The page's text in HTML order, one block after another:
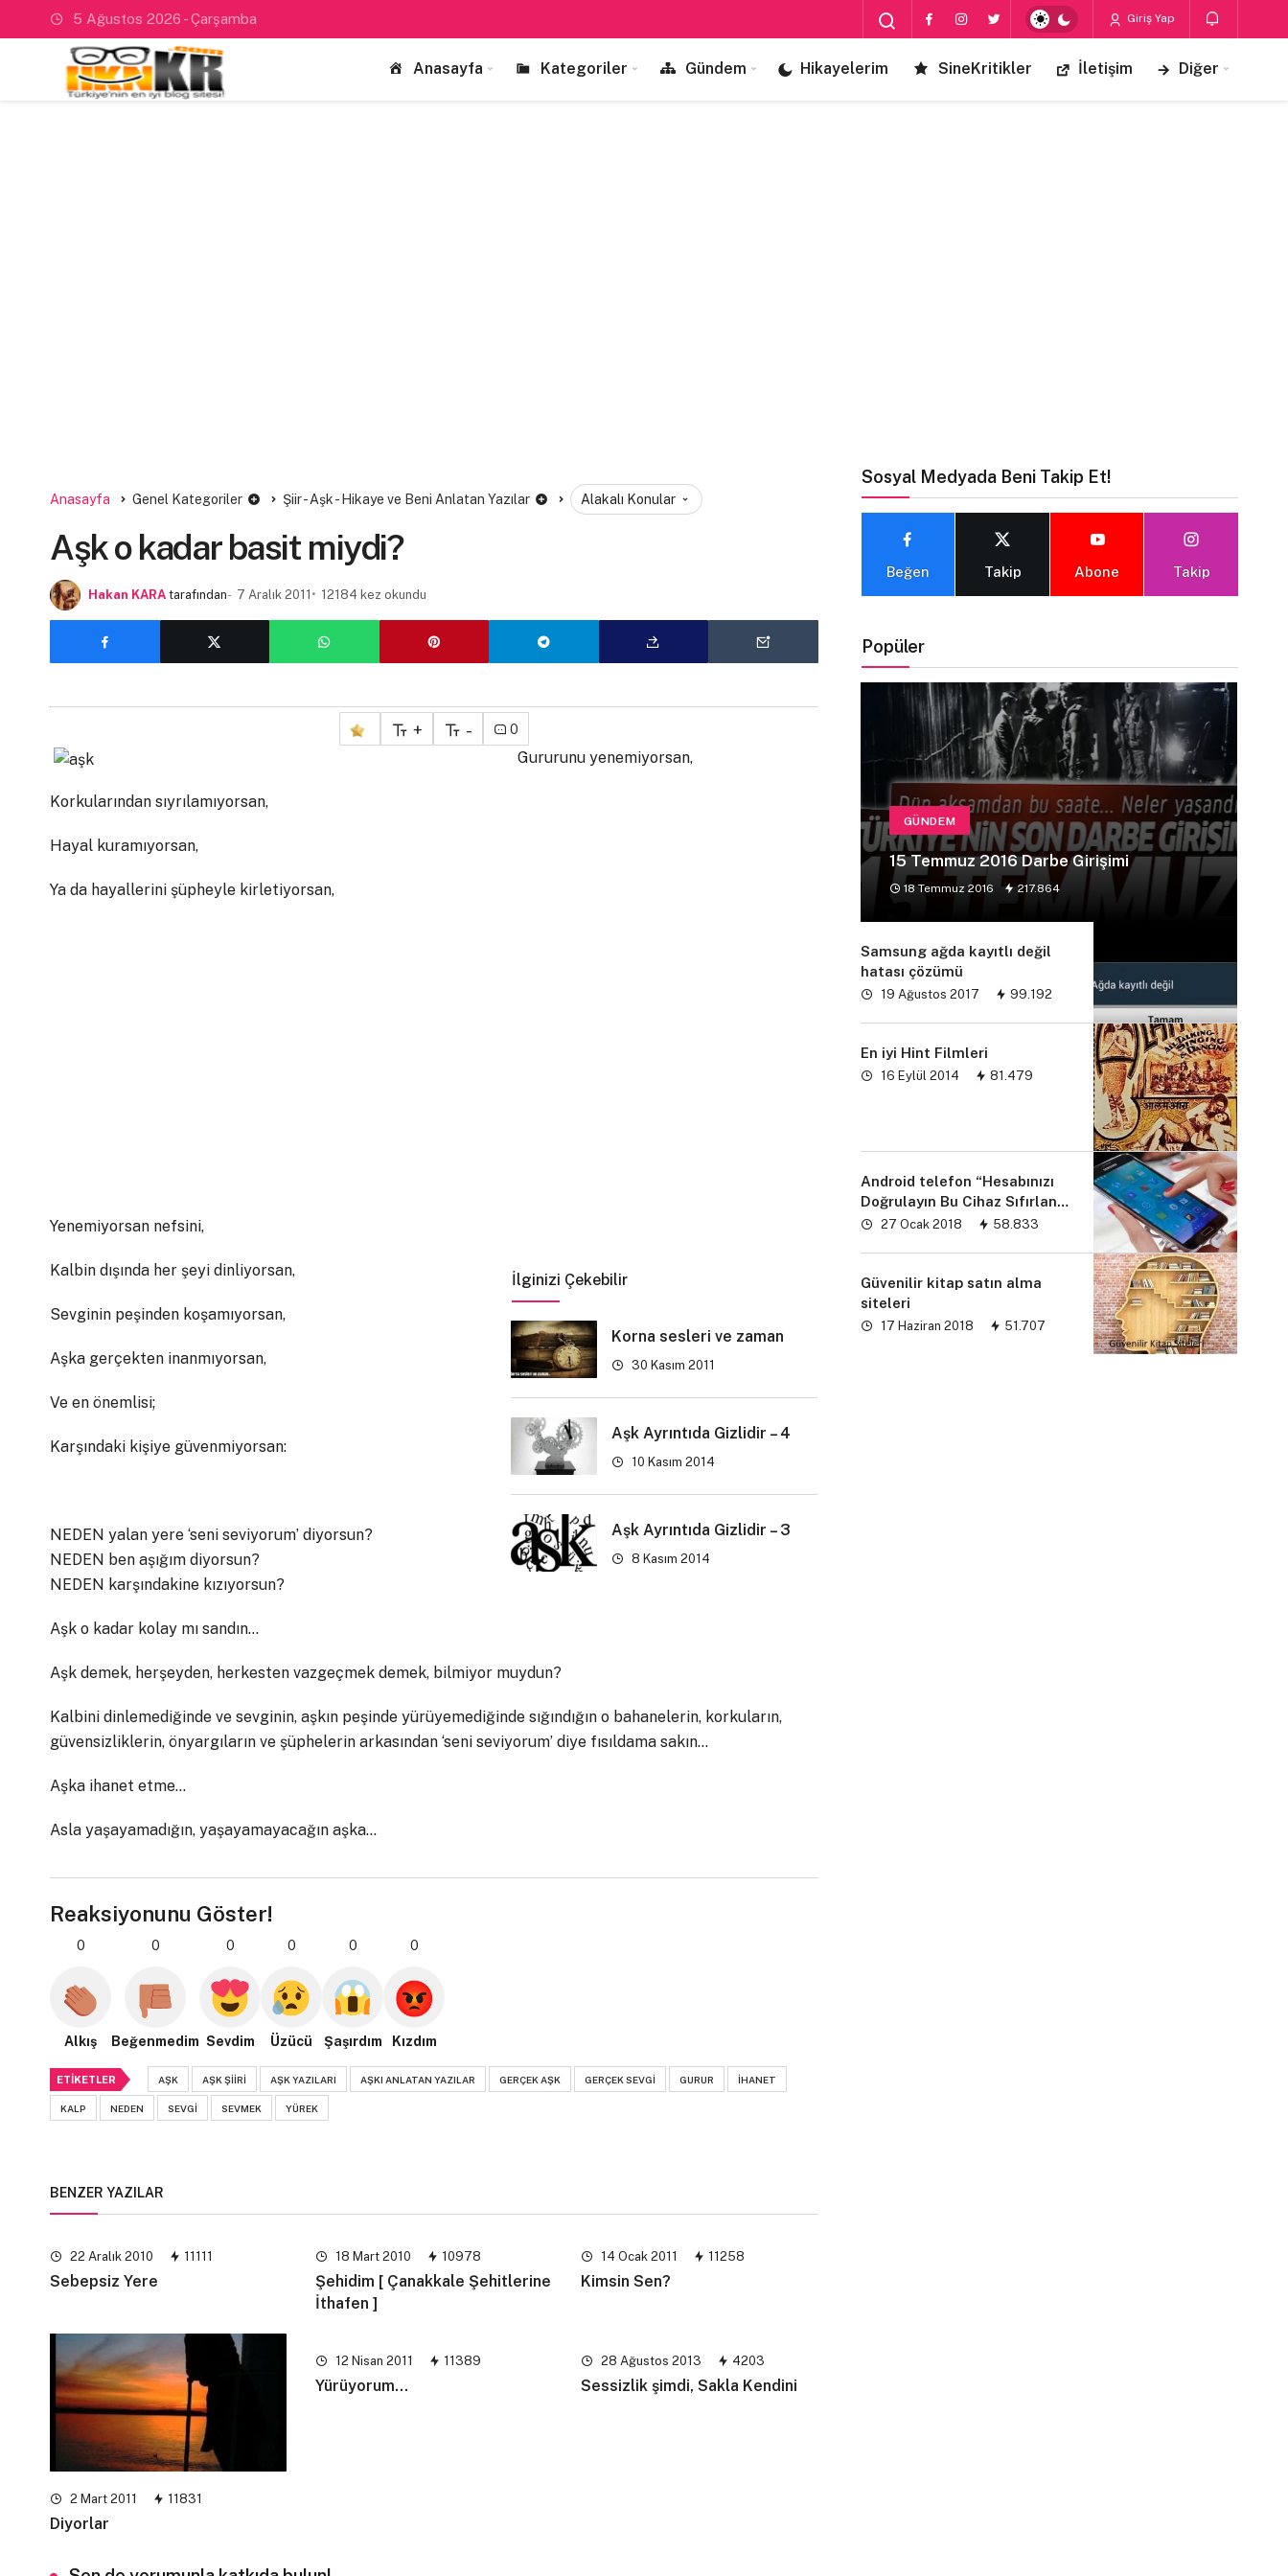
5 Ağustos 2026 - Çarşamba Giriş Yap
Anasayfa Kategoriler Gündem Hikayelerim SineKritikler İletişim Diğer
Anasayfa Genel Kategoriler Şiir - Aşk - Hikaye ve Beni Anlatan Yazılar Alakalı Konular
Aşk o kadar basit miydi?
Hakan KARA tarafından 7 Aralık 2011 12184 kez okundu
+ - 0
Gururunu yenemiyorsan,
Korkularından sıyrılamıyorsan,
Hayal kuramıyorsan,
Ya da hayallerini şüpheyle kirletiyorsan,
Yenemiyorsan nefsini,
İlginizi Çekebilir
Korna sesleri ve zaman
30 Kasım 2011
Aşk Ayrıntıda Gizlidir – 4
10 Kasım 2014
Aşk Ayrıntıda Gizlidir – 3
8 Kasım 2014
Kalbin dışında her şeyi dinliyorsan,
Sevginin peşinden koşamıyorsan,
Aşka gerçekten inanmıyorsan,
Ve en önemlisi;
Karşındaki kişiye güvenmiyorsan:
NEDEN yalan yere ‘seni seviyorum’ diyorsun?
NEDEN ben aşığım diyorsun?
NEDEN karşındakine kızıyorsun?
Aşk o kadar kolay mı sandın…
Aşk demek, herşeyden, herkesten vazgeçmek demek, bilmiyor muydun?
Kalbini dinlemediğinde ve sevginin, aşkın peşinde yürüyemediğinde sığındığın o bahanelerin, korkuların,
güvensizliklerin, önyargıların ve şüphelerin arkasından ‘seni seviyorum’ diye fısıldama sakın…
Aşka ihanet etme…
Asla yaşayamadığın, yaşayamayacağın aşka…
Reaksiyonunu Göster!
0
Alkış
0
Beğenmedim
0
Sevdim
0
Üzücü
0
Şaşırdım
0
Kızdım
ETIKETLER AŞK AŞK ŞIIRI AŞK YAZILARI AŞKI ANLATAN YAZILAR GERÇEK AŞK GERÇEK SEVGI GURUR IHANET
KALP NEDEN SEVGI SEVMEK YÜREK
BENZER YAZILAR
22 Aralık 2010 11111
Sebepsiz Yere
18 Mart 2010 10978
Şehidim [ Çanakkale Şehitlerine
İthafen ]
14 Ocak 2011 11258
Kimsin Sen?
2 Mart 2011 11831
Diyorlar
12 Nisan 2011 11389
Yürüyorum…
28 Ağustos 2013 4203
Sessizlik şimdi, Sakla Kendini
Sosyal Medyada Beni Takip Et!
Beğen Takip Abone Takip
Popüler
GÜNDEM
15 Temmuz 2016 Darbe Girişimi
18 Temmuz 2016 217.864
Samsung ağda kayıtlı değil
hatası çözümü
19 Ağustos 2017 99.192
En iyi Hint Filmleri
16 Eylül 2014 81.479
Android telefon “Hesabınızı
Doğrulayın Bu Cihaz Sıfırlandı
sorunu” çözümü
27 Ocak 2018 58.833
Güvenilir kitap satın alma
siteleri
17 Haziran 2018 51.707